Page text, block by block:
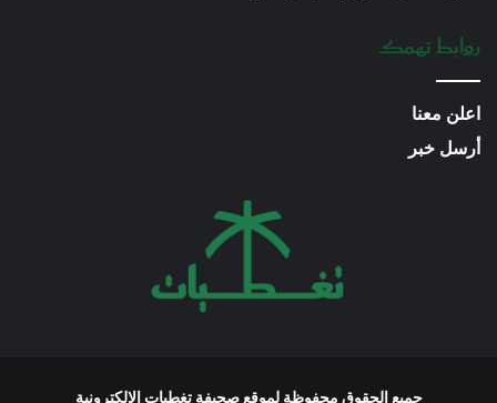
روابط تهمك
اعلن معنا
أرسل خبر
جميع الحقوق محفوظة لموقع صحيفة تغطيات الإلكترونية